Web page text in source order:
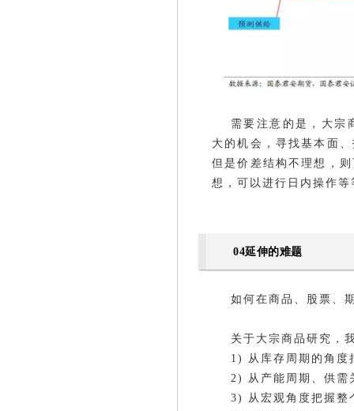
需要注意的是，大宗
大的机会，寻找基本面
但是价差结构不理想，
想，可以进行日内操作等
04延伸的难题
如何在商品、股票、
关于大宗商品研究，
1) 从库存周期的角度
2) 从产能周期、供需
3) 从宏观角度把握整